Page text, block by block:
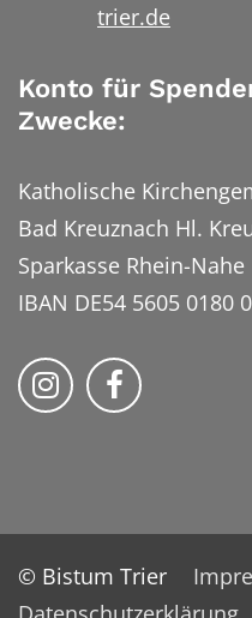
trier.de
Konto für
Zwecke:
Katholische
Bad Kreuznach Hl.
Sparkasse Rhein-Nahe
IBAN DE54 5605 0180
Bistum Trier auf
Bistum
© Bistum Trier